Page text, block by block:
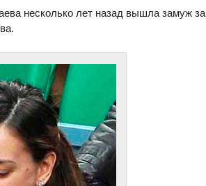
несколько лет назад вышла замуж за